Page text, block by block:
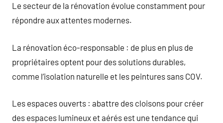
Le secteur de la rénovation évolue constamment pour
répondre aux attentes modernes.
La rénovation éco-responsable : de plus en plus de
propriétaires optent pour des solutions durables,
comme l’isolation naturelle et les peintures sans COV.
Les espaces ouverts : abattre des cloisons pour créer
des espaces lumineux et aérés est une tendance qui